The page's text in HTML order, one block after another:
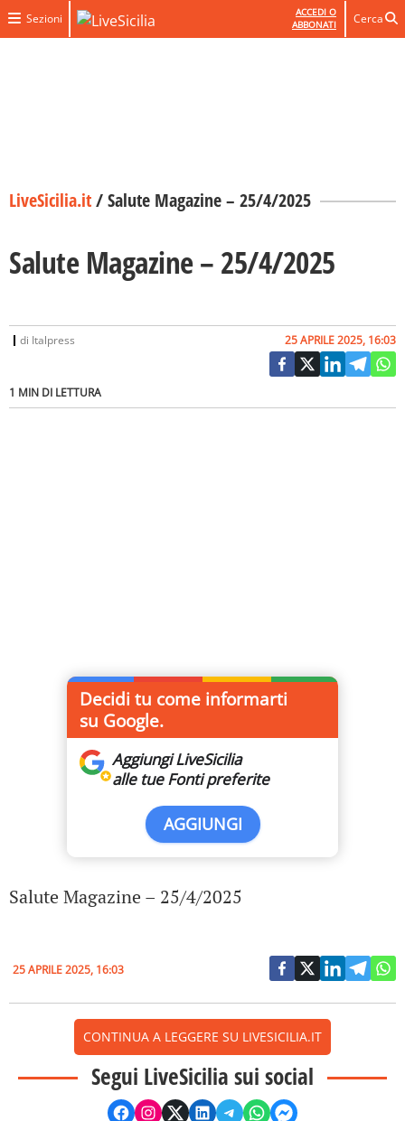
Sezioni
ACCEDI O
ABBONATI
Cerca
LiveSicilia.it/Salute Magazine – 25/4/2025
Salute Magazine – 25/4/2025
di Italpress
1 MIN DI LETTURA
25 APRILE 2025, 16:03
Decidi tu come informarti
su Google.
Aggiungi LiveSicilia
alle tue Fonti preferite
AGGIUNGI
Salute Magazine – 25/4/2025
25 APRILE 2025, 16:03
CONTINUA A LEGGERE SU LIVESICILIA.IT
Segui LiveSicilia sui social